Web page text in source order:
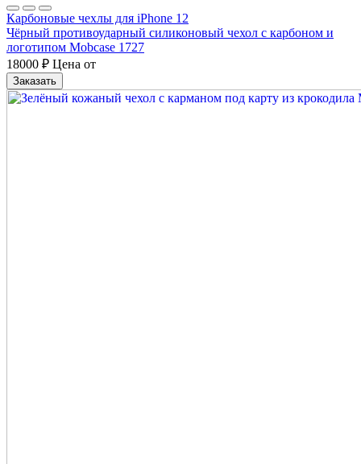
Карбоновые чехлы для iPhone 12
Чёрный противоударный силиконовый чехол с карбоном и
логотипом Mobcase 1727
18000 ₽ Цена от
Заказать